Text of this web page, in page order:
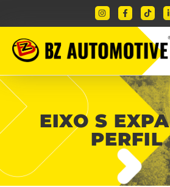
EIXO S
PERFIL